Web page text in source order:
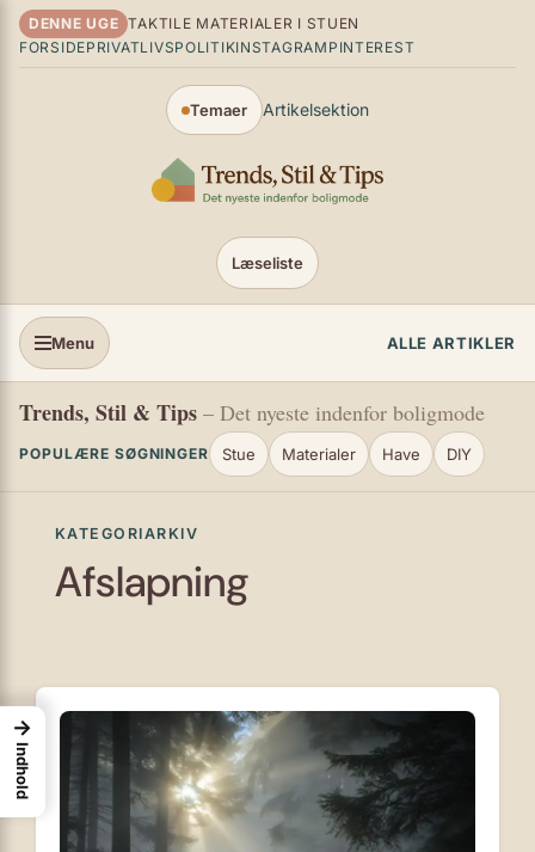
Spring til indhold
DENNE UGE TAKTILE MATERIALER I STUEN
FORSIDEPRIVATLIVSPOLITIKINSTAGRAM PINTEREST
Temaer Artikelsektion
Læseliste
Menu ALLE ARTIKLER
Trends, Stil & Tips – Det nyeste indenfor boligmode
POPULÆRE SØGNINGER Stue Materialer Have DIY
KATEGORIARKIV
Afslapning
→
Indhold